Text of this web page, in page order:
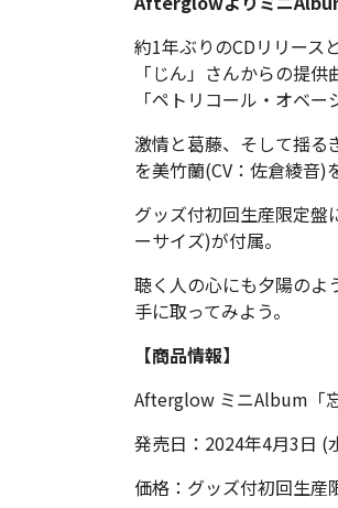
約1年ぶりのCDリリース
「じん」さんからの提
「ペトリコール・オベ
激情と葛藤、そして揺る
を美竹蘭(CV：佐倉綾音
グッズ付初回生産限定
ーサイズ)が付属。
聴く人の心にも夕陽のよ
手に取ってみよう。
【商品情報】
Afterglow ミニAlbum「
発売日：2024年4月3日 (
価格：グッズ付初回生